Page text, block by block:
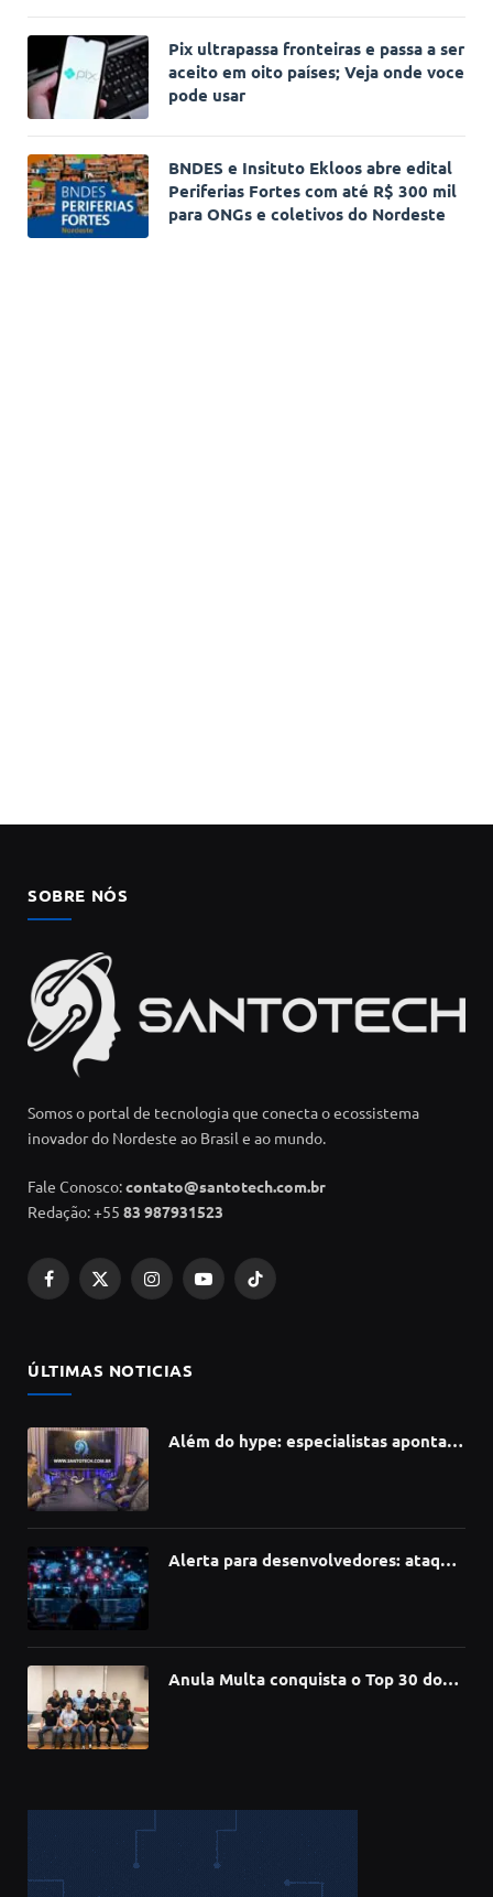
Pix ultrapassa fronteiras e passa a ser
aceito em oito países; Veja onde voce
pode usar
BNDES e Insituto Ekloos abre edital
Periferias Fortes com até R$ 300 mil
para ONGs e coletivos do Nordeste
SOBRE NÓS
Somos o portal de tecnologia que conecta o ecossistema
inovador do Nordeste ao Brasil e ao mundo.
Fale Conosco:contato@santotech.com.br
Redação: +55 83 987931523
Facebook
X
InstagramYouTubeTikTok
ÚLTIMAS NOTICIAS
Além do hype: especialistas apontam
Alerta para desenvolvedores: ataque
Anula Multa conquista o Top 30 do